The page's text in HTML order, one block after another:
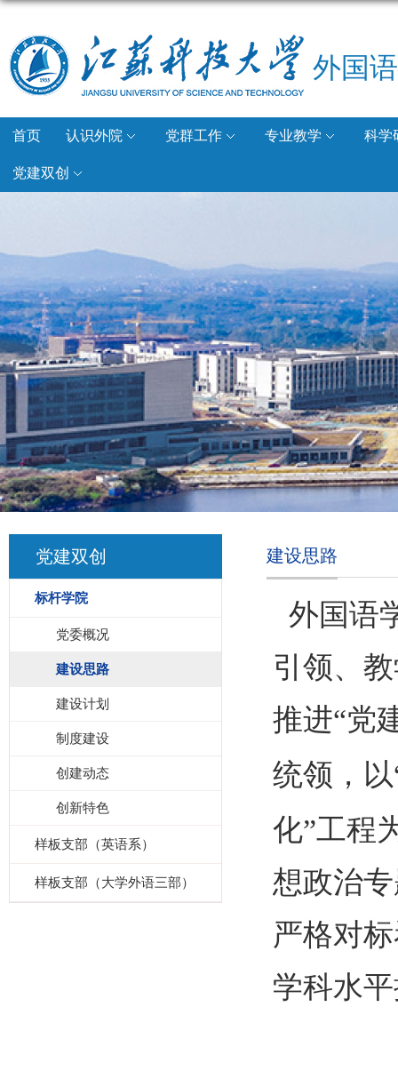
外国
首页 认识外院 党群工作 专业教学 科学
党建双创
党建双创
标杆学院
党委概况
建设思路
建设计划
制度建设
创建动态
创新特色
样板支部（英语系）
样板支部（大学外语三部）
建设思路
外国语
引领、
推进“党
统领，
化”工程
想政治
严格对
学科水